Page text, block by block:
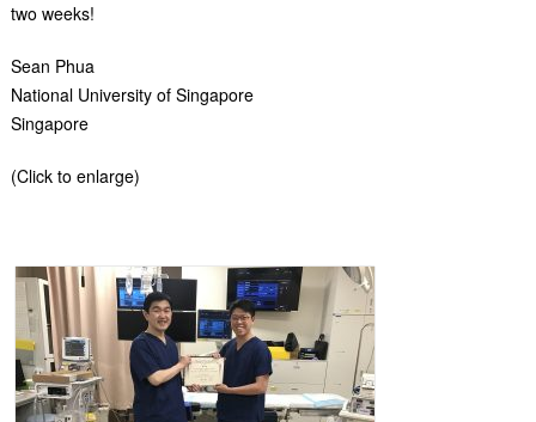
two weeks!
Sean Phua
National University of Singapore
Singapore
(Click to enlarge)